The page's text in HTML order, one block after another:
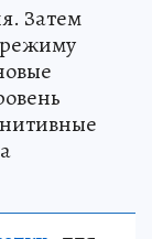
Затем
режиму